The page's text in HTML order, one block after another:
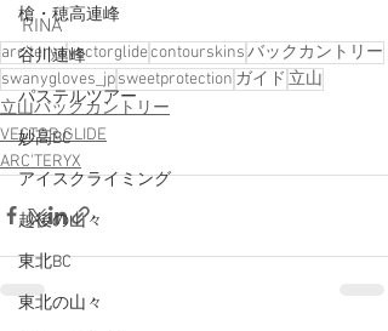
槍・穂高連峰
谷川連峰
パステルツアー
妙高BC
アイスクライミング
越後の山々
東北BC
東北の山々
RINA
arc'teryxvectorglidecontourskinsバックカントリー
swanygloves_jpsweetprotection ガイド 立山
立山バックカントリー
VECTOR GLIDE
ARC'TERYX